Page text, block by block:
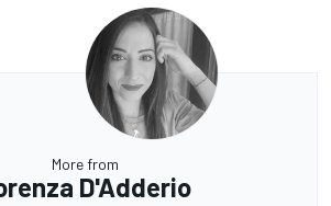
More from
D'Adderio